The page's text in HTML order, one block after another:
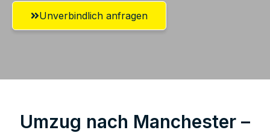
Unverbindlich anfragen
Umzug nach Manchester –